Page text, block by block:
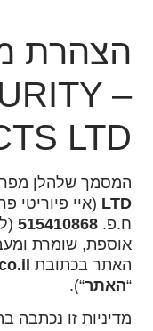
הצהרת
LTD
המסמך שלהלן
LTD (איי פיוריטי
ח.פ. 515410868
אוספת, שומרת
האתר בכתובת
“האתר“).
מדיניות זו נכתבה